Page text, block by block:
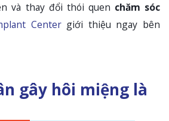
và thay đổi thói quen chăm sóc
Centergiới thiệu ngay bên
gây hôi miệng là